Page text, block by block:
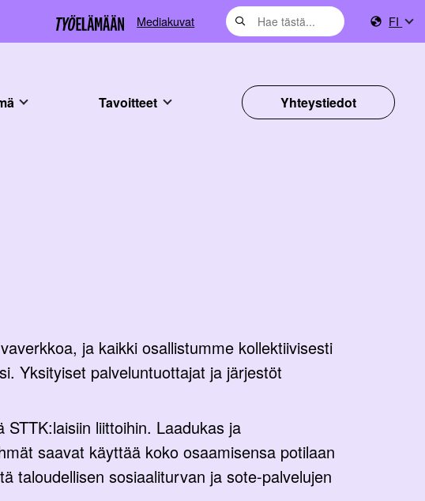
Mediakuvat FI
Tavoitteet Yhteystiedot
ja kaikki osallistumme kollektiivisesti
Yksityiset palveluntuottajat ja järjestöt
liittoihin. Laadukas ja
saavat käyttää koko osaamisensa potilaan
taloudellisen sosiaaliturvan ja sote-palvelujen